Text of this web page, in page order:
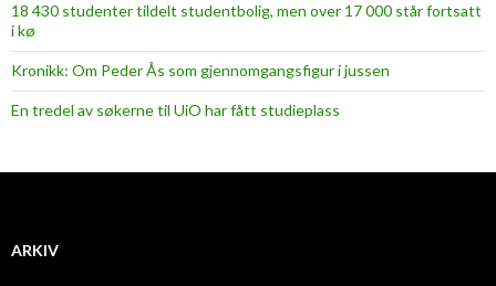
18 430 studenter tildelt studentbolig, men over 17 000 står fortsatt
i kø
Kronikk: Om Peder Ås som gjennomgangsfigur i jussen
En tredel av søkerne til UiO har fått studieplass
ARKIV